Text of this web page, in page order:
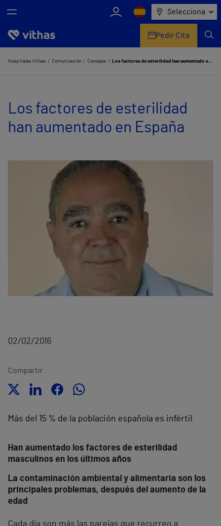
Selecciona
Nosotros
Servicios de salud
Equipo médico y asistencial
Pedir Cita
Hospitales Vithas Comunicación Consejos Los factores de esterilidad han aumentado en España
Los factores de esterilidad
han aumentado en España
02/02/2016
Compartir
Más del 15 % de la población española es infértil
Han aumentado los factores de esterilidad
masculinos en los últimos años
La contaminación ambiental y alimentaria son los
principales problemas, después del aumento de la
edad
Cada día son más las parejas que recurren a